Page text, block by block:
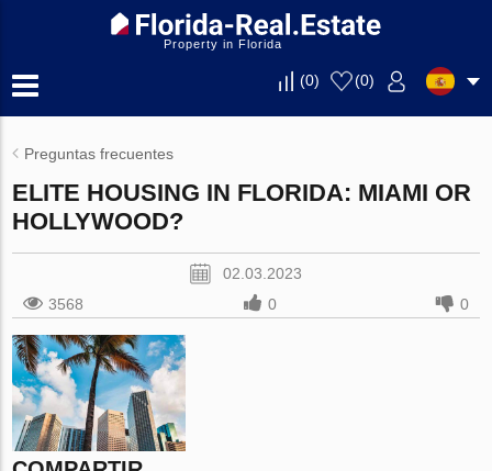
Property in Florida
(0) (0)
Preguntas frecuentes
ELITE HOUSING IN FLORIDA: MIAMI OR
HOLLYWOOD?
02.03.2023
3568
0 0